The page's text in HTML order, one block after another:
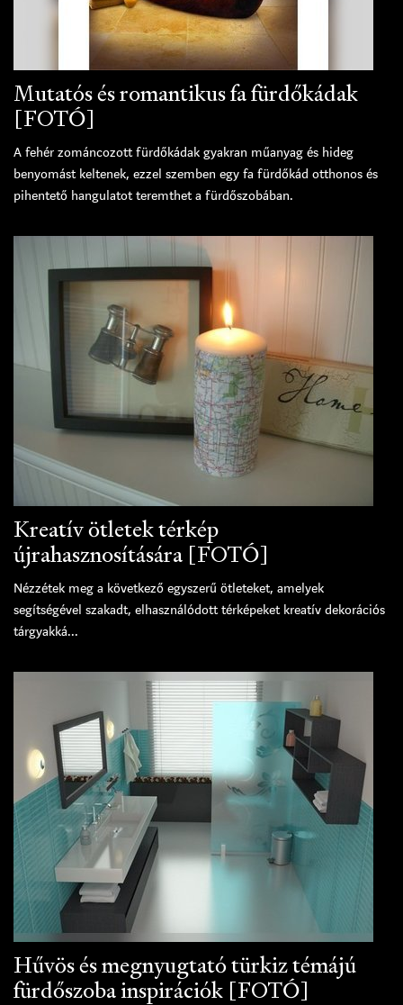
Mutatós és romantikus fa fürdőkádak
[FOTÓ]
A fehér zománcozott fürdőkádak gyakran műanyag és hideg
benyomást keltenek, ezzel szemben egy fa fürdőkád otthonos és
pihentető hangulatot teremthet a fürdőszobában.
Kreatív ötletek térkép
újrahasznosítására [FOTÓ]
Nézzétek meg a következő egyszerű ötleteket, amelyek
segítségével szakadt, elhasználódott térképeket kreatív dekorációs
tárgyakká...
Hűvös és megnyugtató türkiz témájú
fürdőszoba inspirációk [FOTÓ]